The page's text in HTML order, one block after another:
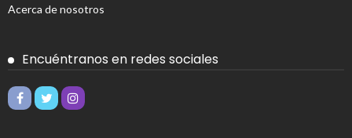
Acerca de nosotros
Encuéntranos en redes sociales